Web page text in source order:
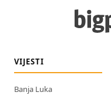
VIJESTI
Banja Luka